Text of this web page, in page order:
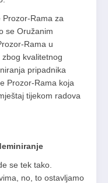
Prozor-Rama za
se Oružanim
Rama u
kvalitetnog
pripadnika
Prozor-Rama koja
tijekom radova
se tek tako.
no, to ostavljamo